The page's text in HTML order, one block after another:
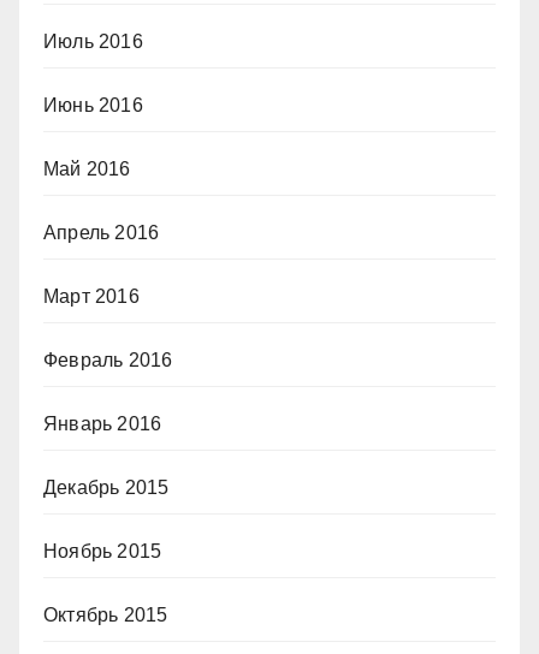
Июль 2016
Июнь 2016
Май 2016
Апрель 2016
Март 2016
Февраль 2016
Январь 2016
Декабрь 2015
Ноябрь 2015
Октябрь 2015